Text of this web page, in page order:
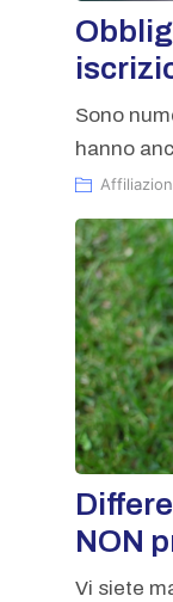
Sono
hanno
NON
Vi siete